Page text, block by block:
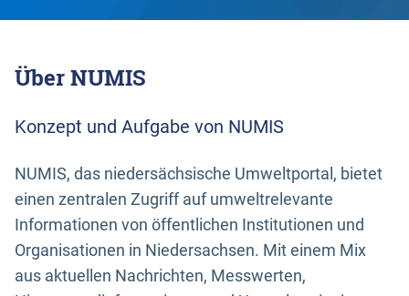
Über NUMIS
Konzept und Aufgabe von NUMIS
NUMIS, das niedersächsische Umweltportal, bietet
einen zentralen Zugriff auf umweltrelevante
Informationen von öffentlichen Institutionen und
Organisationen in Niedersachsen. Mit einem Mix
aus aktuellen Nachrichten, Messwerten,